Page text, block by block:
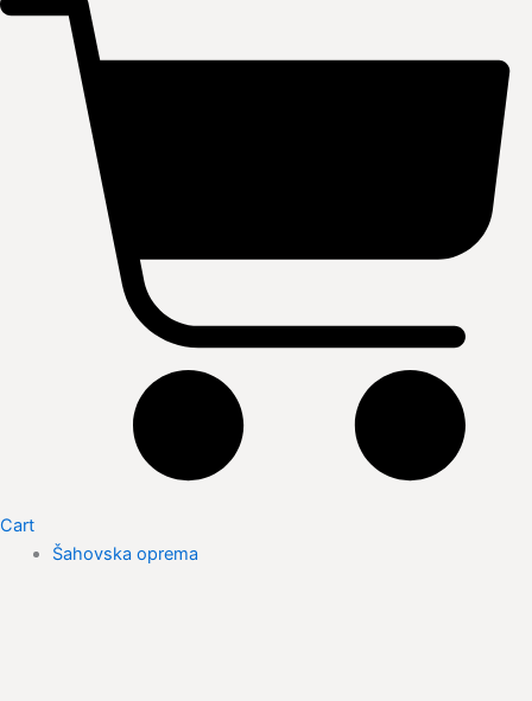
Cart
Šahovska oprema